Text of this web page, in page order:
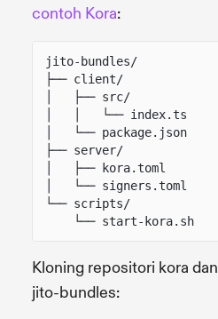
contoh Kora:
jito-bundles/
├── client/
│   ├── src/
│   │   └── index.ts
│   └── package.json
├── server/
│   ├── kora.toml
│   └── signers.toml
└── scripts/
└── start-kora.sh
Kloning repositori kora
jito-bundles: